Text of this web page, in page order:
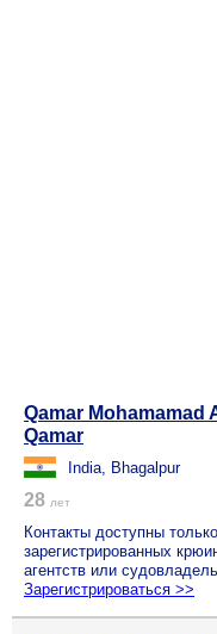
Qamar Mohamamad
Qamar
India, Bhagalpur
28 лет
Контакты доступны
зарегистрированных
агентств или
Зарегистрироваться >>